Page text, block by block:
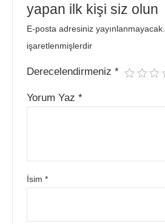
yapan ilk kişi siz olun
E-posta adresiniz yayınlanmayacak.
işaretlenmişlerdir
Derecelendirmeniz*
Yorum Yaz*
İsim*